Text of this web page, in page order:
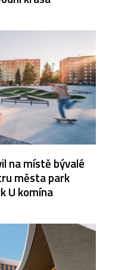
na místě bývalé
města park
U komína